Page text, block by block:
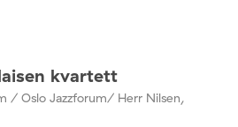
kvartett
/ Oslo Jazzforum/ Herr Nilsen,